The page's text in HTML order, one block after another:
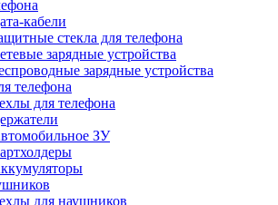
кабели
стекла для телефона
зарядные устройства
зарядные устройства
телефона
для телефона
ЗУ
для наушников